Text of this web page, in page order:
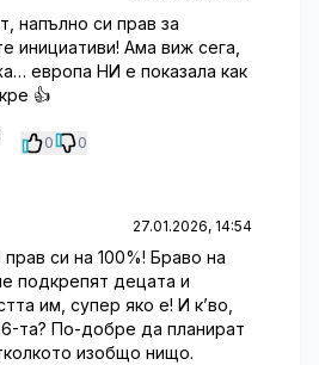
напълно си прав за
инициативи! Ама виж сега,
европа НИ е показала как
👍
0 0
27.01.2026, 14:54
прав си на 100%! Браво на
подкрепят децата и
им, супер яко е! И к’во,
та? По-добре да планират
изобщо нищо.